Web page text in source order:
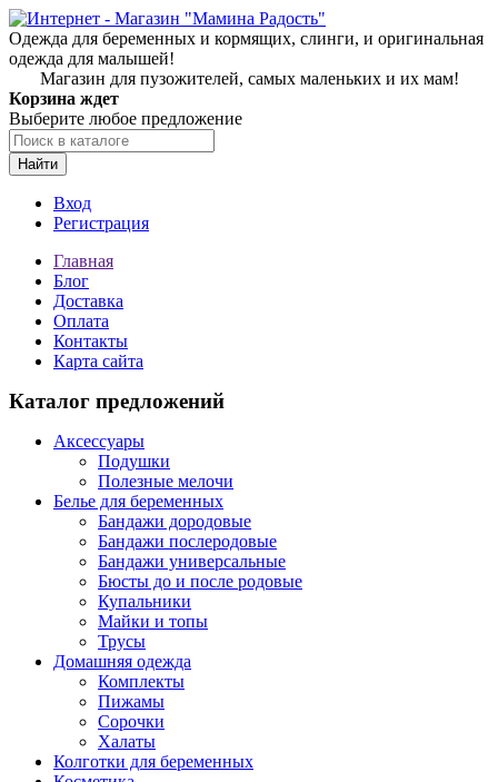
Одежда для беременных и кормящих, слинги, и оригинальная
одежда для малышей!
Магазин для пузожителей, самых маленьких и их мам!
Корзина ждет
Выберите любое предложение
Найти
Вход
Регистрация
Главная
Блог
Доставка
Оплата
Контакты
Карта сайта
Каталог предложений
Аксессуары
Подушки
Полезные мелочи
Белье для беременных
Бандажи дородовые
Бандажи послеродовые
Бандажи универсальные
Бюсты до и после родовые
Купальники
Майки и топы
Трусы
Домашняя одежда
Комплекты
Пижамы
Сорочки
Халаты
Колготки для беременных